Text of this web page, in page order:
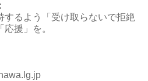
するよう「受け取らないで拒絶
援」を。